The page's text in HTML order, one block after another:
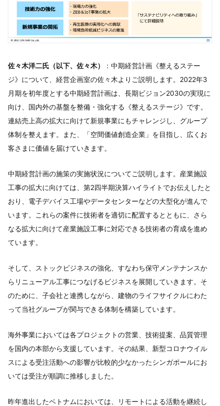
佐々木洋二氏（以下、佐々木）
：中期経営計画《整えるステー
ジ》について、経営企画室の佐々木よりご説明します。2022年3
月期を初年度とする中期経営計画は、長期ビジョン2030の実現に
向け、国内外の基盤を整備・強化する《整えるステージ》です。
連結売上高の拡大に向けて新規事業にもチャレンジし、グループ
体制を整えます。また、「空間価値創造企業」を目指し、広くお
客さまに価値を届けていきます。
中期経営計画の施策の実施状況についてご説明します。産業施設
工事の拡大に向けては、第2四半期決算ハイライトでお伝えしたと
おり、電子デバイス工場やデータセンターなどの大型化が進んで
います。これらの案件に技術者を適切に配置するとともに、さら
なる拡大に向けて産業施設工事に対応できる技術者の育成を進め
ています。
そして、ストックビジネスの強化、すなわち保守メンテナンスか
らリニューアル工事につなげるビジネスを展開していきます。そ
のために、子会社と連携しながら、建物のライフサイクルにわた
って当社グループが関与できる体制を構築しています。
海外事業においては各プロジェクトの営業、技術提案、品質管理
を国内の本部から支援しています。その結果、新型コロナウイル
スによる受注活動への影響が比較的少なかったシンガポールにお
いては受注が順調に推移しました。
昨年進出したベトナムにおいては、リモートによる活動を継続し